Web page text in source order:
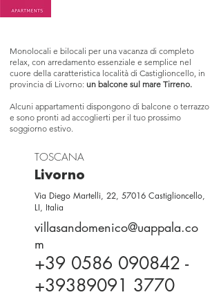
Monolocali e bilocali per una vacanza di completo
relax, con arredamento essenziale e semplice nel
cuore della caratteristica località di Castiglioncello, in
provincia di Livorno: un balcone sul mare Tirreno.
Alcuni appartamenti dispongono di balcone o terrazzo
e sono pronti ad accoglierti per il tuo prossimo
soggiorno estivo.
TOSCANA
Livorno
Via Diego Martelli, 22, 57016 Castiglioncello,
LI, Italia
villasandomenico@uappala.co
m
+39 0586 090842 -
+39389091 3770